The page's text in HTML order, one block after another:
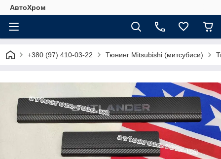
АвтоХром
+380 (97) 410-03-22 Тюнинг Mitsubishi (митсубиси)